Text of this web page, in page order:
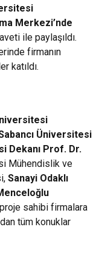
Merkezi’nde
ile paylaşıldı.
firmanın
katıldı.
Üniversitesi
Dekanı Prof. Dr.
Mühendislik ve
Sanayi Odaklı
sahibi firmalara
tüm konuklar